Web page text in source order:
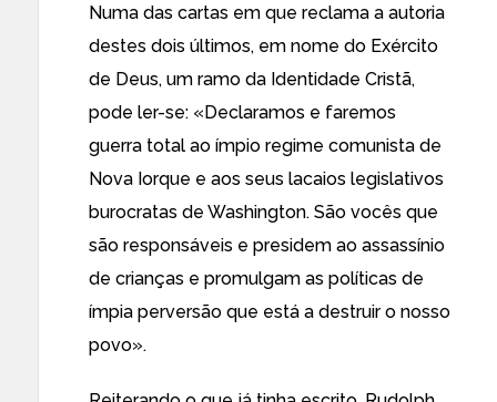
Numa das cartas em que reclama a autoria
destes dois últimos, em nome do Exército
de Deus, um ramo da Identidade Cristã,
pode ler-se: «Declaramos e faremos
guerra total ao ímpio regime comunista de
Nova Iorque e aos seus lacaios legislativos
burocratas de Washington. São vocês que
são responsáveis e presidem ao assassínio
de crianças e promulgam as políticas de
ímpia perversão que está a destruir o nosso
povo».